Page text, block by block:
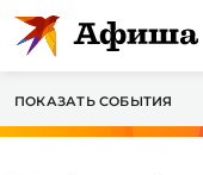
ПОКАЗАТЬ СОБЫТИЯ